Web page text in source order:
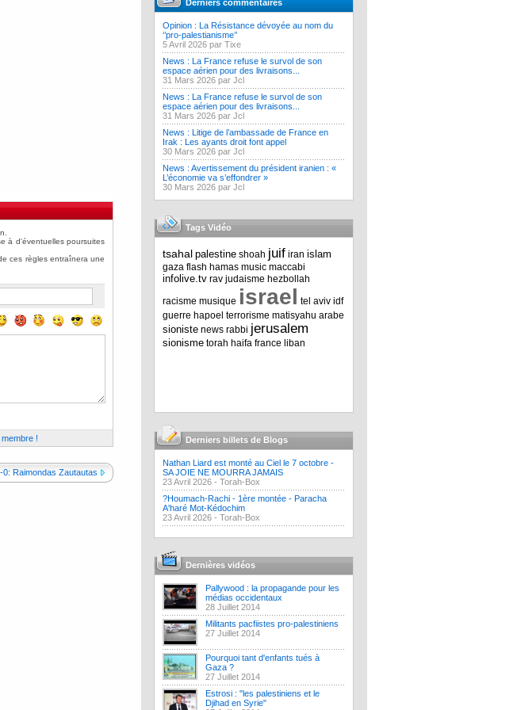
!
0: Raimondas Zautautas
Derniers commentaires
Opinion : La Résistance dévoyée au nom du
‘’pro-palestianisme’’
5 Avril 2026 par Tixe
News : La France refuse le survol de son
espace aérien pour des livraisons...
31 Mars 2026 par Jcl
News : La France refuse le survol de son
espace aérien pour des livraisons...
31 Mars 2026 par Jcl
News : Litige de l’ambassade de France en
Irak : Les ayants droit font appel
30 Mars 2026 par Jcl
News : Avertissement du président iranien : «
L’économie va s’effondrer »
30 Mars 2026 par Jcl
Tags Vidéo
tsahal palestine shoah juif iran islam
gaza flash hamas music maccabi
infolive.tv rav judaisme hezbollah
racisme musique israel tel aviv idf
guerre hapoel terrorisme matisyahu arabe
sioniste news rabbi jerusalem
sionisme torah haifa france liban
Derniers billets de Blogs
Nathan Liard est monté au Ciel le 7 octobre -
SA JOIE NE MOURRA JAMAIS
23 Avril 2026 - Torah-Box
?Houmach-Rachi - 1ère montée - Paracha
A'haré Mot-Kédochim
23 Avril 2026 - Torah-Box
Dernières vidéos
Pallywood : la propagande pour les
médias occidentaux
28 Juillet 2014
Militants pacfiistes pro-palestiniens
27 Juillet 2014
Pourquoi tant d'enfants tués à
Gaza ?
27 Juillet 2014
Estrosi : "les palestiniens et le
Djihad en Syrie"